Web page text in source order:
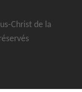
Christ de la